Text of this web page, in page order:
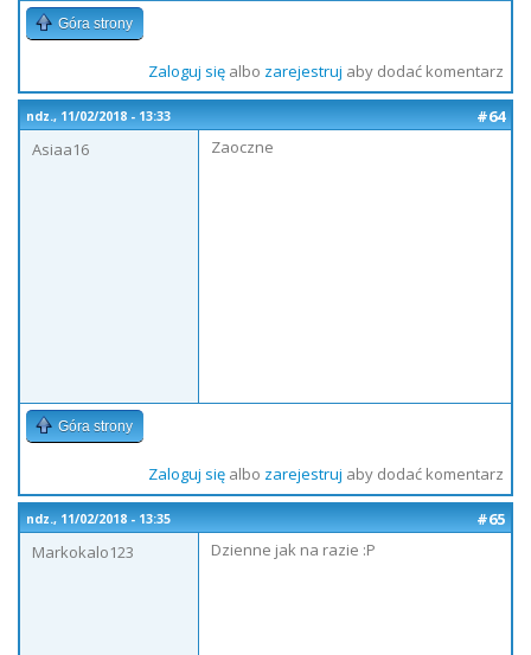
Góra strony
Zaloguj sięalbo zarejestruj aby dodać komentarz
ndz., 11/02/2018 - 13:33
#64
Asiaa16
Zaoczne
Góra strony
Zaloguj sięalbo zarejestruj aby dodać komentarz
ndz., 11/02/2018 - 13:35
#65
Markokalo123
Dzienne jak na razie :P